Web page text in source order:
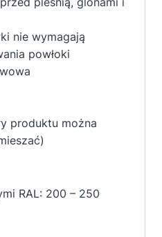
nie wymagają
powłoki
produktu można
RAL: 200 – 250